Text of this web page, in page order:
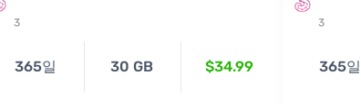
3
365일 30 GB $34.99
3
365일